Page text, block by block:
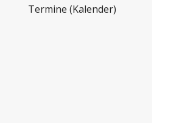
Termine (Kalender)